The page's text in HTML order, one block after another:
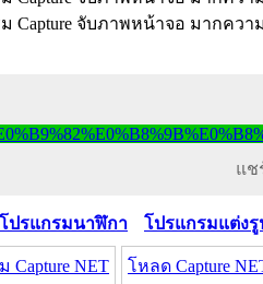
แช
โปรแกรมนาฬิกา โปรแกรมแต่งรู
Capture NET โหลด Capture